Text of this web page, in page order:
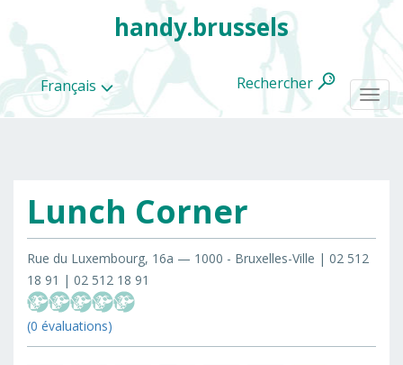
Français
handy.brussels
Rechercher
Lunch Corner
Rue du Luxembourg, 16a — 1000 - Bruxelles-Ville | 02 512
18 91 | 02 512 18 91
(0 évaluations)
Toutes
les
categories